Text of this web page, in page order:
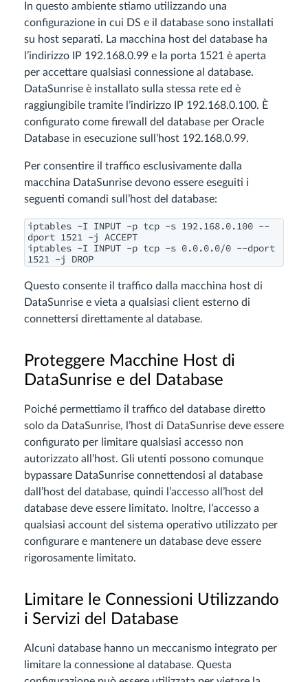
In questo ambiente stiamo utilizzando una
configurazione in cui DS e il database sono installati
su host separati. La macchina host del database ha
l’indirizzo IP 192.168.0.99 e la porta 1521 è aperta
per accettare qualsiasi connessione al database.
DataSunrise è installato sulla stessa rete ed è
raggiungibile tramite l’indirizzo IP 192.168.0.100. È
configurato come firewall del database per Oracle
Database in esecuzione sull’host 192.168.0.99.
Per consentire il traffico esclusivamente dalla
macchina DataSunrise devono essere eseguiti i
seguenti comandi sull’host del database:
iptables -I INPUT -p tcp -s 192.168.0.100 --
dport 1521 -j ACCEPT
iptables -I INPUT -p tcp -s 0.0.0.0/0 --dport
1521 -j DROP
Questo consente il traffico dalla macchina host di
DataSunrise e vieta a qualsiasi client esterno di
connettersi direttamente al database.
Proteggere Macchine Host di
DataSunrise e del Database
Poiché permettiamo il traffico del database diretto
solo da DataSunrise, l’host di DataSunrise deve essere
configurato per limitare qualsiasi accesso non
autorizzato all’host. Gli utenti possono comunque
bypassare DataSunrise connettendosi al database
dall’host del database, quindi l’accesso all’host del
database deve essere limitato. Inoltre, l’accesso a
qualsiasi account del sistema operativo utilizzato per
configurare e mantenere un database deve essere
rigorosamente limitato.
Limitare le Connessioni Utilizzando
i Servizi del Database
Alcuni database hanno un meccanismo integrato per
limitare la connessione al database. Questa